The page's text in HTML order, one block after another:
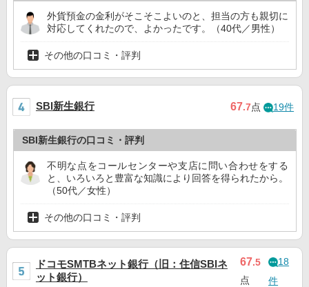
外貨預金の金利がそこそこよいのと、担当の方も親切に
対応してくれたので、よかったです。（40代／男性）
その他の口コミ・評判
SBI新生銀行 67.7点 19件
SBI新生銀行の口コミ・評判
不明な点をコールセンターや支店に問い合わせをする
と、いろいろと豊富な知識により回答を得られたから。
（50代／女性）
その他の口コミ・評判
ドコモSMTBネット銀行（旧：住信SBIネ
ット銀行）
67.5
点
18
件